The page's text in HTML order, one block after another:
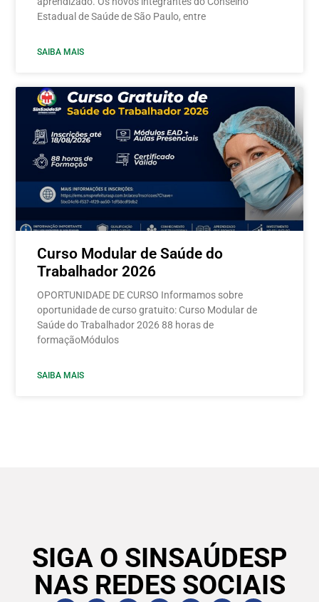
Estadual de Saúde de São Paulo, entre
SAIBA MAIS
Curso Modular de Saúde do
Trabalhador 2026
OPORTUNIDADE DE CURSO Informamos sobre
oportunidade de curso gratuito: Curso Modular de
Saúde do Trabalhador 2026 88 horas de
formaçãoMódulos
SAIBA MAIS
SIGA O SINSAÚDESP
NAS REDES SOCIAIS